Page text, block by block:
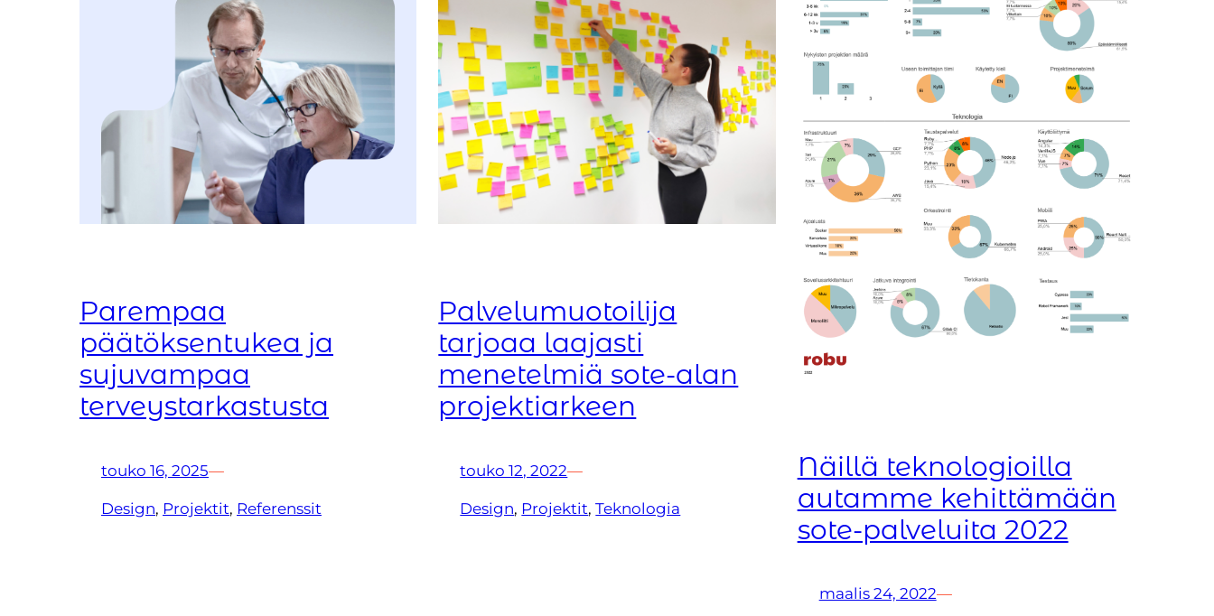
Parempaa
päätöksentukea ja
sujuvampaa
terveystarkastusta
touko 16, 2025—
Design, Projektit, Referenssit
Palvelumuotoilija
tarjoaa laajasti
menetelmiä sote-alan
projektiarkeen
touko 12, 2022—
Design, Projektit, Teknologia
Näillä teknologioilla
autamme kehittämään
sote-palveluita 2022
maalis 24, 2022—